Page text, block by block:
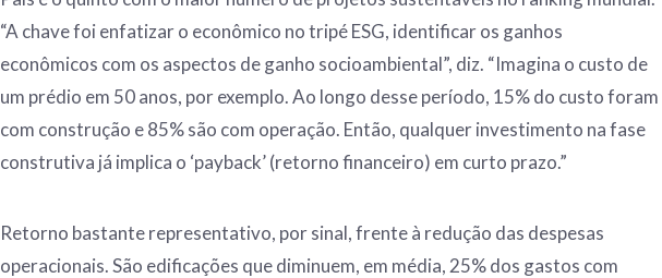
“A chave foi enfatizar o econômico no tripé ESG, identificar os ganhos
econômicos com os aspectos de ganho socioambiental”, diz. “Imagina o custo de
um prédio em 50 anos, por exemplo. Ao longo desse período, 15% do custo foram
com construção e 85% são com operação. Então, qualquer investimento na fase
construtiva já implica o ‘payback’ (retorno financeiro) em curto prazo.”
Retorno bastante representativo, por sinal, frente à redução das despesas
operacionais. São edificações que diminuem, em média, 25% dos gastos com